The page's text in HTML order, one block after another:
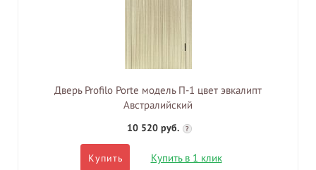
Дверь Profilo Porte модель П-1 цвет эвкалипт
Австралийский
10 520 руб. ?
Купить Купить в 1 клик